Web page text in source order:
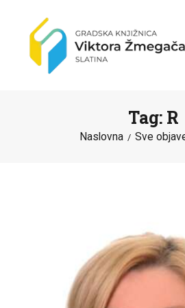
Tag: R
Naslovna Sve
PROGRAMI I
KATALOG
O KNJIŽNICI